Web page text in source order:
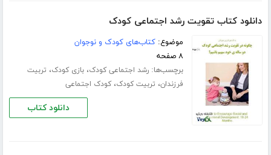
دانلود کتاب تقویت رشد اجتماعی کودک
موضوع:کتاب‌های کودک و نوجوان
۸ صفحه
برچسب‌ها:رشد اجتماعی کودک،بازی کودک، تربیت
فرزندان، تربیت کودک،کودک اجتماعی
دانلود کتاب